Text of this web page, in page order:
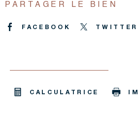
PARTAGER LE BIEN
FACEBOOK TWITTER
CALCULATRICE